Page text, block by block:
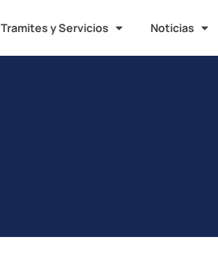
Tramites y Servicios Noticias